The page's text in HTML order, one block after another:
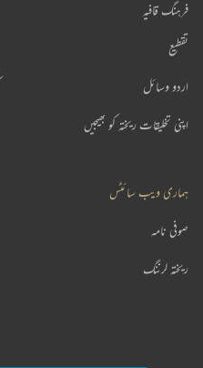
فرہنگ قافیہ
تقطیع
اردو وسائل
اپنی تخلیقات ریختہ کو بھیجیں
ہماری ویب سائٹس
صوفی نامہ
ریختہ لرننگ